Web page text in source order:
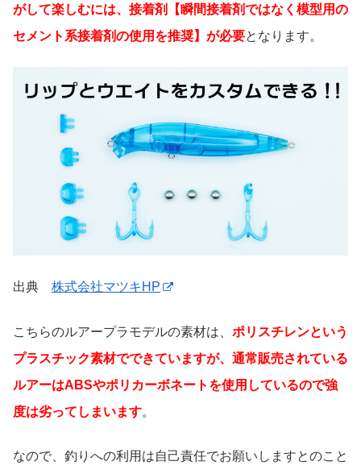
がして楽しむには、接着剤【瞬間接着剤ではなく模型用の
セメント系接着剤の使用を推奨】が必要となります。
出典 株式会社マツキHP
こちらのルアープラモデルの素材は、 ポリスチレンという
プラスチック素材でできていますが、通常販売されている
ルアーはABSやポリカーボネートを使用しているので強
度は劣ってしまいます。
なので、釣りへの利用は自己責任でお願いしますとのこと